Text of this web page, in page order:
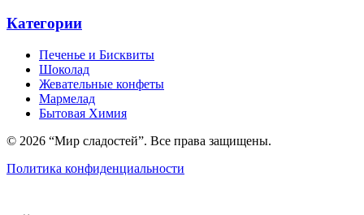
Категории
Печенье и Бисквиты
Шоколад
Жевательные конфеты
Мармелад
Бытовая Химия
© 2026 “Мир сладостей”. Все права защищены.
Политика конфиденциальности